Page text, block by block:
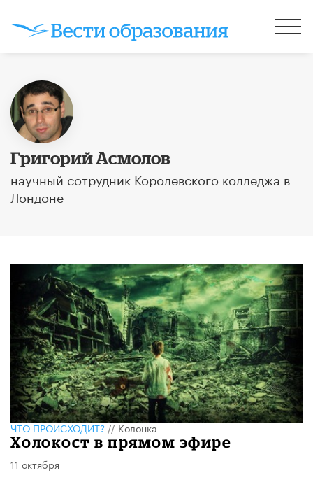
Григорий Асмолов
научный сотрудник Королевского колледжа в
Лондоне
ЧТО ПРОИСХОДИТ?//Колонка
Холокост в прямом эфире
11 октября